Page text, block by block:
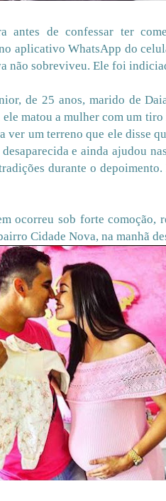
antes de confessar ter
aplicativo WhatsApp do
não sobreviveu. Ele foi
de 25 anos, marido de
matou a mulher com um
ver um terreno que ele disse
e ainda ajudou
durante o
ocorreu sob forte comoção,
Cidade Nova, na manhã